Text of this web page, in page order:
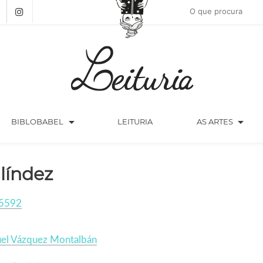
BIBLOBABEL arrow_drop_down LEITURIA AS ARTES arrow_drop_down
Vázquez Montalbán